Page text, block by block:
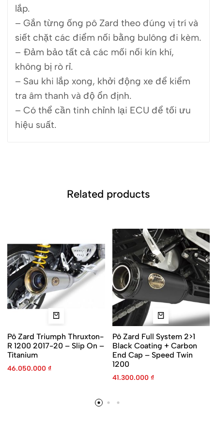
lắp.
– Gắn từng ống pô Zard theo đúng vị trí và
siết chặt các điểm nối bằng bulông đi kèm.
– Đảm bảo tất cả các mối nối kín khí,
không bị rò rỉ.
– Sau khi lắp xong, khởi động xe để kiểm
tra âm thanh và độ ổn định.
– Có thể cần tinh chỉnh lại ECU để tối ưu
hiệu suất.
Related products
Pô Zard Triumph Thruxton-
R 1200 2017-20 – Slip On –
Titanium
46.050.000 ₫
Pô Zard Full System 2>1
Black Coating + Carbon
End Cap – Speed Twin
1200
41.300.000 ₫